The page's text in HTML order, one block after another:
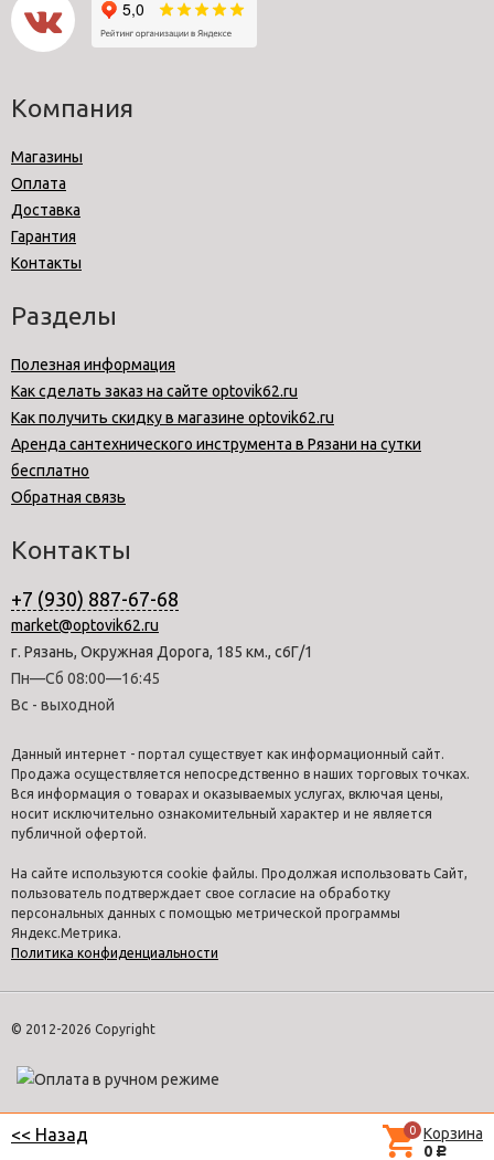
Компания
Магазины
Оплата
Доставка
Гарантия
Контакты
Разделы
Полезная информация
Как сделать заказ на сайте optovik62.ru
Как получить скидку в магазине optovik62.ru
Аренда сантехнического инструмента в Рязани на сутки
бесплатно
Обратная связь
Контакты
+7 (930) 887-67-68
market@optovik62.ru
г. Рязань, Окружная Дорога, 185 км., с6Г/1
Пн—Сб 08:00—16:45
Вс - выходной
Данный интернет - портал существует как информационный сайт.
Продажа осуществляется непосредственно в наших торговых точках.
Вся информация о товарах и оказываемых услугах, включая цены,
носит исключительно ознакомительный характер и не является
публичной офертой.
На сайте используются cookie файлы. Продолжая использовать Сайт,
пользователь подтверждает свое согласие на обработку
персональных данных с помощью метрической программы
Яндекс.Метрика.
Политика конфиденциальности
© 2012-2026 Copyright
0 Корзина
0 Р
<< Назад